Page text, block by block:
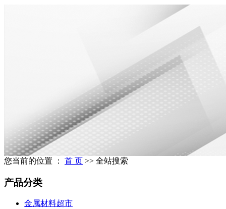
您当前的位置 ： 首 页 >> 全站搜索
产品分类
金属材料超市